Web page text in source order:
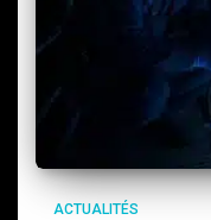
ACTUALITÉS